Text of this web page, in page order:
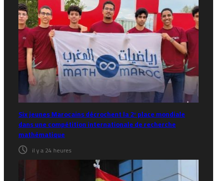
Six jeunes Marocains décrochent la 2ᵉ place mondiale
dans une compétition internationale de recherche
mathématique
il y a 24 heures